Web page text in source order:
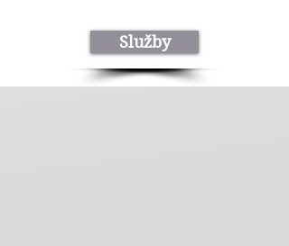
Služby